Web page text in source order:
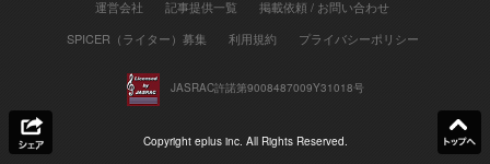
運営会社 記事提供一覧
掲載依頼 / お問い合わせ
SPICER（ライター）募集
利用規約 プライバシーポリシー
JASRAC許諾第9008487009Y31018号
Copyright eplus inc. All Rights Reserved.